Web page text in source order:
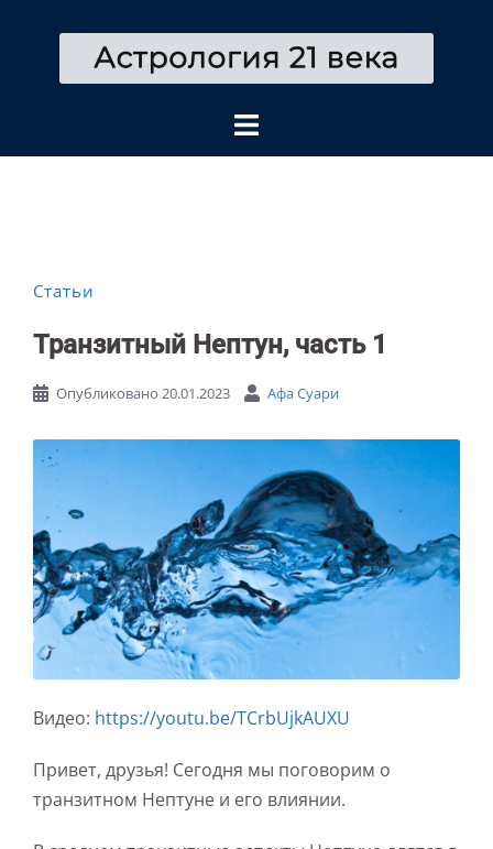
содержимому
Статьи
Транзитный Нептун, часть 1
Опубликовано 20.01.2023 Афа Суари
Видео: https://youtu.be/TCrbUjkAUXU
Привет, друзья! Сегодня мы поговорим о
транзитном Нептуне и его влиянии.